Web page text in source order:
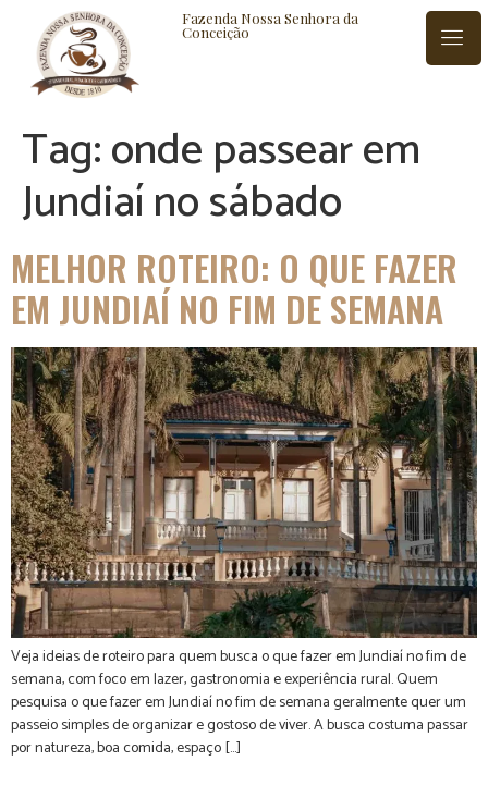
Fazenda Nossa Senhora da
Conceição
BLOG CONTATO
Tag:onde passear em
Jundiaí no sábado
MELHOR ROTEIRO: O QUE FAZER
EM JUNDIAÍ NO FIM DE SEMANA
Veja ideias de roteiro para quem busca o que fazer em Jundiaí no fim de
semana, com foco em lazer, gastronomia e experiência rural. Quem
pesquisa o que fazer em Jundiaí no fim de semana geralmente quer um
passeio simples de organizar e gostoso de viver. A busca costuma passar
por natureza, boa comida, espaço […]